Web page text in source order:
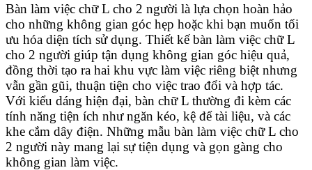
Bàn làm việc chữ L cho 2 người là lựa chọn hoàn hảo
cho những không gian góc hẹp hoặc khi bạn muốn tối
ưu hóa diện tích sử dụng. Thiết kế bàn làm việc chữ L
cho 2 người giúp tận dụng không gian góc hiệu quả,
đồng thời tạo ra hai khu vực làm việc riêng biệt nhưng
vẫn gần gũi, thuận tiện cho việc trao đổi và hợp tác.
Với kiểu dáng hiện đại, bàn chữ L thường đi kèm các
tính năng tiện ích như ngăn kéo, kệ để tài liệu, và các
khe cắm dây điện. Những mẫu bàn làm việc chữ L cho
2 người này mang lại sự tiện dụng và gọn gàng cho
không gian làm việc.